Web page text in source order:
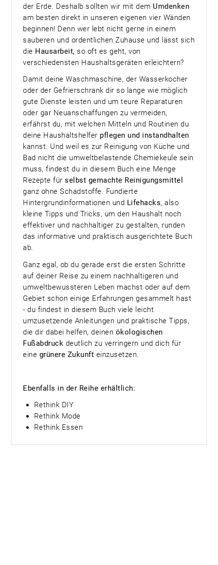
der Erde. Deshalb sollten wir mit dem Umdenken
am besten direkt in unseren eigenen vier Wänden
beginnen! Denn wer lebt nicht gerne in einem
sauberen und ordentlichen Zuhause und lässt sich
die Hausarbeit, so oft es geht, von
verschiedensten Haushaltsgeräten erleichtern?
Damit deine Waschmaschine, der Wasserkocher
oder der Gefrierschrank dir so lange wie möglich
gute Dienste leisten und um teure Reparaturen
oder gar Neuanschaffungen zu vermeiden,
erfährst du, mit welchen Mitteln und Routinen du
deine Haushaltshelfer pflegen und instandhalten
kannst. Und weil es zur Reinigung von Küche und
Bad nicht die umweltbelastende Chemiekeule sein
muss, findest du in diesem Buch eine Menge
Rezepte für selbst gemachte Reinigungsmittel
ganz ohne Schadstoffe. Fundierte
Hintergrundinformationen und Lifehacks, also
kleine Tipps und Tricks, um den Haushalt noch
effektiver und nachhaltiger zu gestalten, runden
das informative und praktisch ausgerichtete Buch
ab.
Ganz egal, ob du gerade erst die ersten Schritte
auf deiner Reise zu einem nachhaltigeren und
umweltbewussteren Leben machst oder auf dem
Gebiet schon einige Erfahrungen gesammelt hast
- du findest in diesem Buch viele leicht
umzusetzende Anleitungen und praktische Tipps,
die dir dabei helfen, deinen ökologischen
Fußabdruck deutlich zu verringern und dich für
eine grünere Zukunft einzusetzen.
Ebenfalls in der Reihe erhältlich:
Rethink DIY
Rethink Mode
Rethink Essen